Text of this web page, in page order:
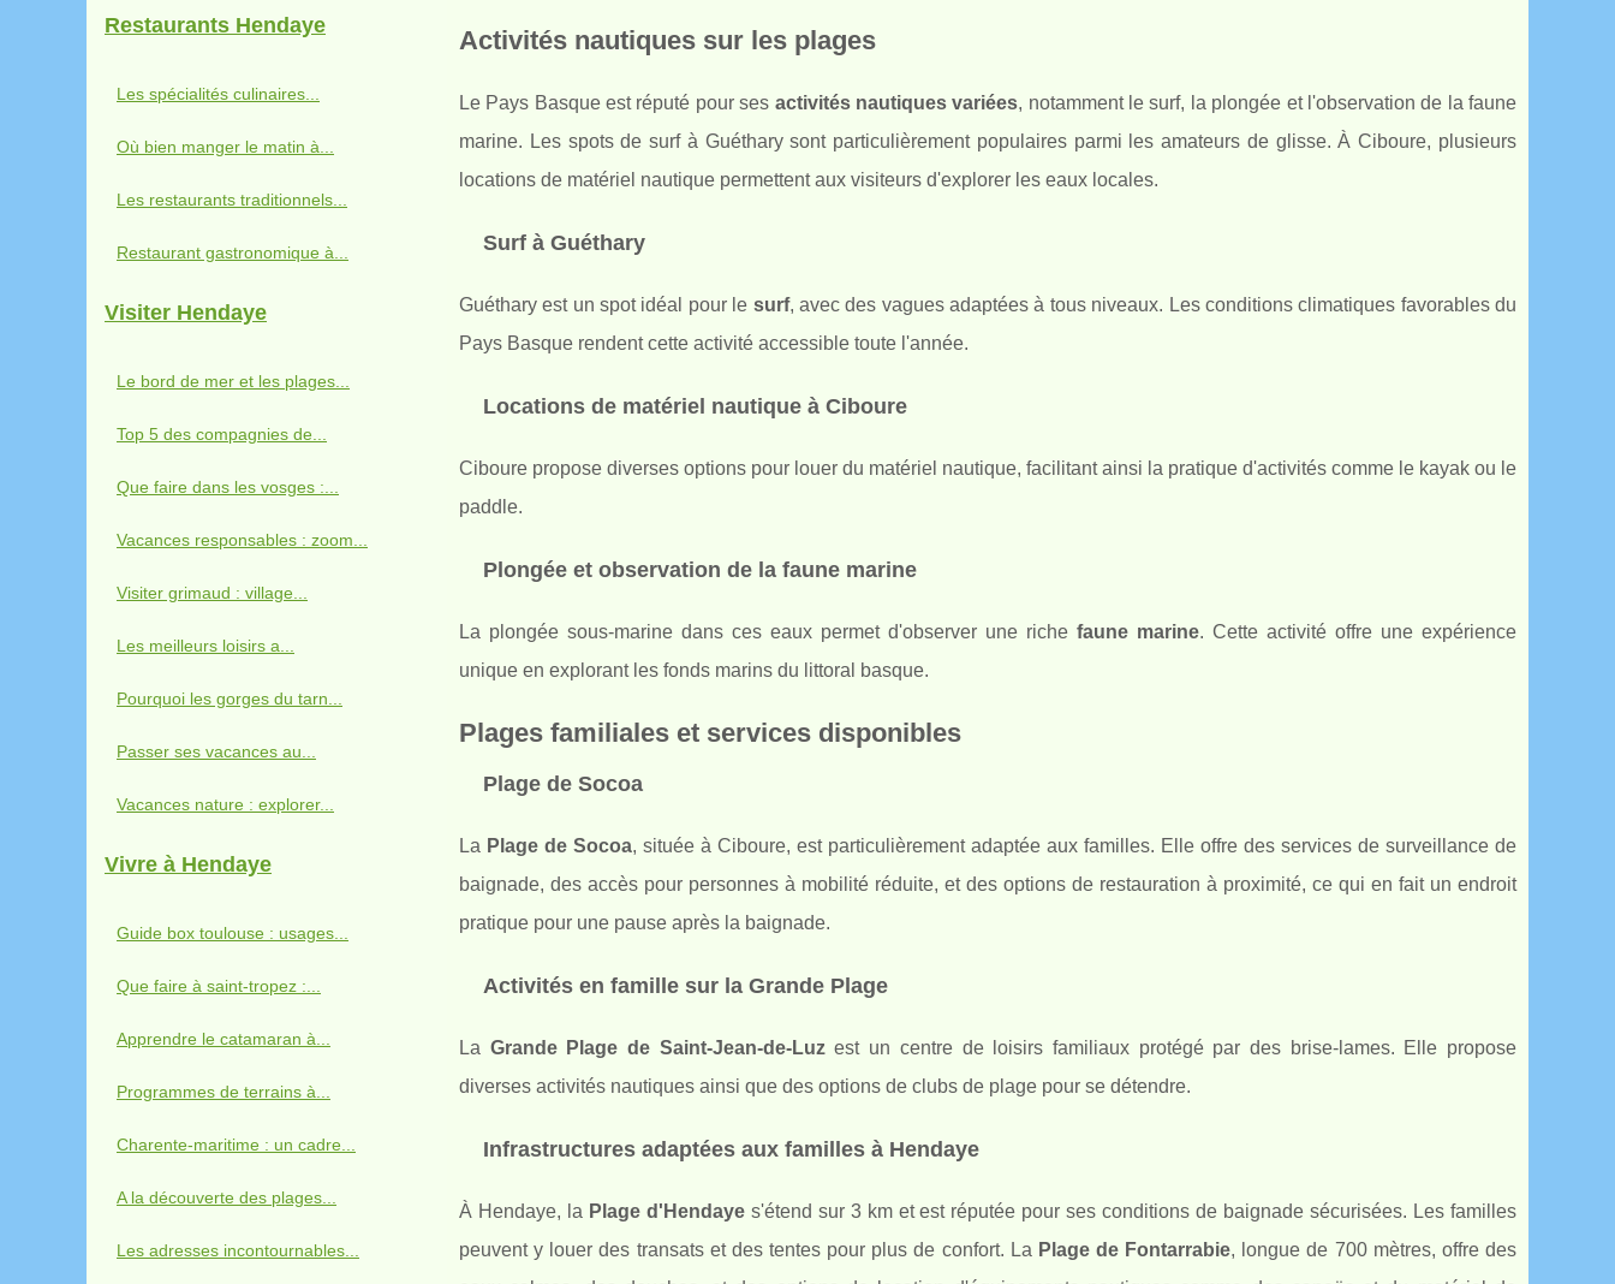
Activités nautiques sur les plages
Le Pays Basque est réputé pour ses activités nautiques variées, notamment le surf, la plongée et l'observation de la faune
marine. Les spots de surf à Guéthary sont particulièrement populaires parmi les amateurs de glisse. À Ciboure, plusieurs
locations de matériel nautique permettent aux visiteurs d'explorer les eaux locales.
Surf à Guéthary
Guéthary est un spot idéal pour le surf, avec des vagues adaptées à tous niveaux. Les conditions climatiques favorables du
Pays Basque rendent cette activité accessible toute l'année.
Locations de matériel nautique à Ciboure
Ciboure propose diverses options pour louer du matériel nautique, facilitant ainsi la pratique d'activités comme le kayak ou le
paddle.
Plongée et observation de la faune marine
La plongée sous-marine dans ces eaux permet d'observer une riche faune marine. Cette activité offre une expérience
unique en explorant les fonds marins du littoral basque.
Plages familiales et services disponibles
Plage de Socoa
La Plage de Socoa, située à Ciboure, est particulièrement adaptée aux familles. Elle offre des services de surveillance de
baignade, des accès pour personnes à mobilité réduite, et des options de restauration à proximité, ce qui en fait un endroit
pratique pour une pause après la baignade.
Activités en famille sur la Grande Plage
La Grande Plage de Saint-Jean-de-Luzest un centre de loisirs familiaux protégé par des brise-lames. Elle propose
diverses activités nautiques ainsi que des options de clubs de plage pour se détendre.
Infrastructures adaptées aux familles à Hendaye
À Hendaye, la Plage d'Hendayes'étend sur 3 km et est réputée pour ses conditions de baignade sécurisées. Les familles
peuvent y louer des transats et des tentes pour plus de confort. La Plage de Fontarrabie, longue de 700 mètres, offre des
Restaurants Hendaye
Les spécialités culinaires...
Où bien manger le matin à...
Les restaurants traditionnels...
Restaurant gastronomique à...
Visiter Hendaye
Le bord de mer et les plages...
Top 5 des compagnies de...
Que faire dans les vosges :...
Vacances responsables : zoom...
Visiter grimaud : village...
Les meilleurs loisirs a...
Pourquoi les gorges du tarn...
Passer ses vacances au...
Vacances nature : explorer...
Vivre à Hendaye
Guide box toulouse : usages...
Que faire à saint-tropez :...
Apprendre le catamaran à...
Programmes de terrains à...
Charente-maritime : un cadre...
A la découverte des plages...
Les adresses incontournables...